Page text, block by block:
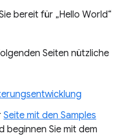
bereit für „Hello World“
Seiten nützliche
Seite mit den Samples
beginnen Sie mit dem